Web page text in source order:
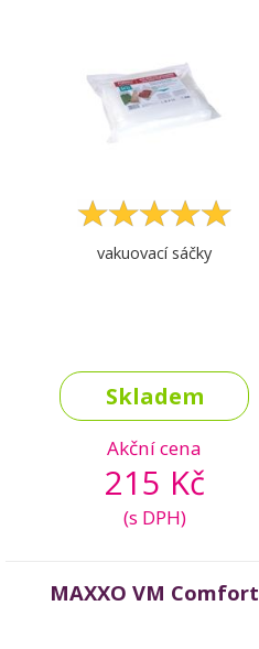
vakuovací sáčky
Skladem
Akční cena
215 Kč
(s DPH)
MAXXO VM Comfort